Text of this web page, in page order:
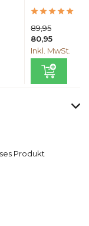
89,95
80,95
Inkl. MwSt.
Produkt